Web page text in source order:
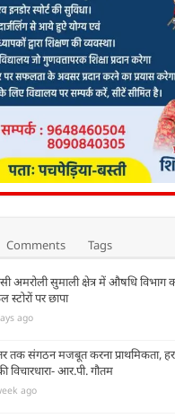
Comments Tags
अमरोली सुमाली क्षेत्र में औषधि विभाग
स्टोरों पर छापा
ago
तक संगठन मजबूत करना प्राथमिकता,
की विचारधारा- आर.पी. गौतम
ago